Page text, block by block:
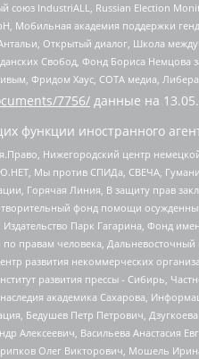
союз IndustriALL, Russian Election
Мобильная академия поддержки
Открытый диалог, Школа
Свобод, Фонд Бориса Немцова
Фридом Хаус, СОТА медиа,
7756/ данные на
функции иностранного
Нижегородский центр
Мы против СПИДа, СВЕЧА,
Горячая Линия, В защиту прав
фонд помощи
Парк Гагарина, Фонд
по правам человека,
некоммерческих
развития прессы - Сибирь,
академика Сахарова,
Бедушев Петр Петрович,
Алексеевич, Васильева
Олег Викторович, Мошель